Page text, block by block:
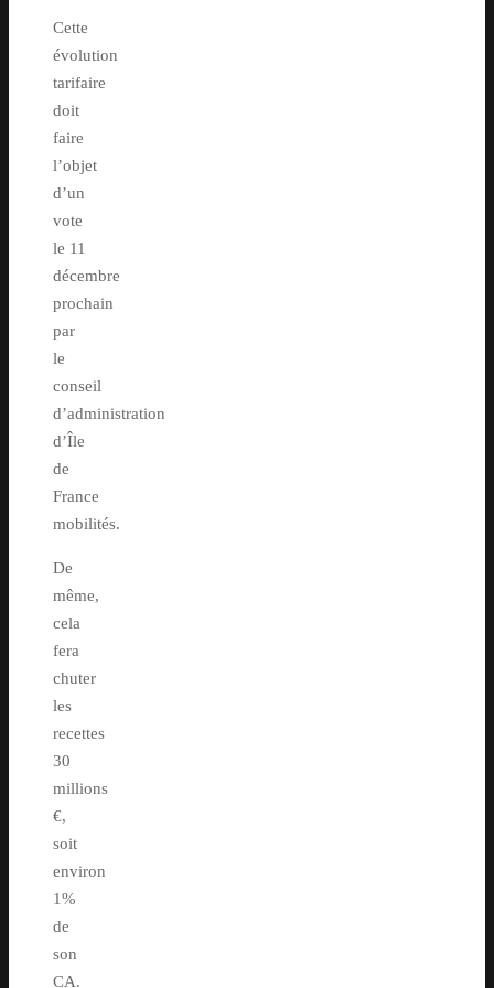
Cette
évolution
tarifaire
doit
faire
l’objet
d’un
vote
le 11
décembre
prochain
par
le
conseil
d’administration
d’Île
de
France
mobilités.
De
même,
cela
fera
chuter
les
recettes
30
millions
€,
soit
environ
1%
de
son
CA.